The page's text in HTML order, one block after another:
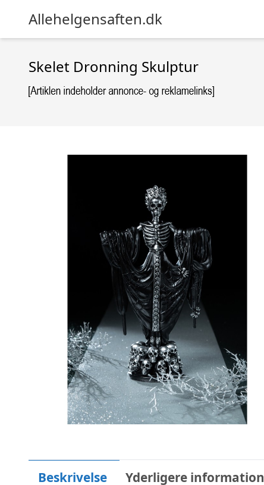
Allehelgensaften.dk
Skelet Dronning Skulptur
Beskrivelse Yderligere information